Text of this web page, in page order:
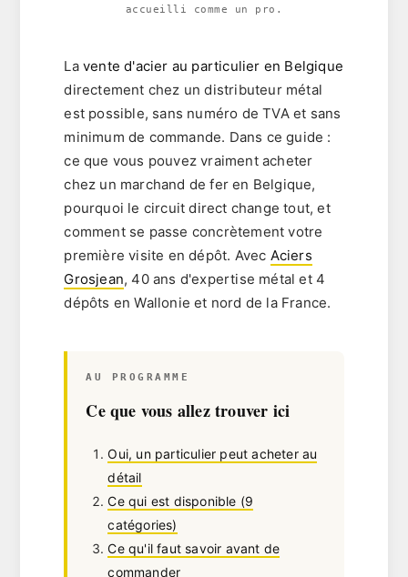
accueilli comme un pro.
La vente d'acier au particulier en Belgique
directement chez un distributeur métal
est possible, sans numéro de TVA et sans
minimum de commande. Dans ce guide :
ce que vous pouvez vraiment acheter
chez un marchand de fer en Belgique,
pourquoi le circuit direct change tout, et
comment se passe concrètement votre
première visite en dépôt. Avec Aciers
Grosjean, 40 ans d'expertise métal et 4
dépôts en Wallonie et nord de la France.
AU PROGRAMME
Ce que vous allez trouver ici
Oui, un particulier peut acheter au
détail
Ce qui est disponible (9
catégories)
Ce qu'il faut savoir avant de
commander